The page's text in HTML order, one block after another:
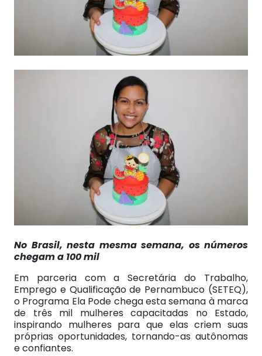
No Brasil, nesta mesma semana, os números
chegam a 100 mil
Em parceria com a Secretária do Trabalho,
Emprego e Qualificação de Pernambuco (SETEQ),
o Programa Ela Pode chega esta semana à marca
de três mil mulheres capacitadas no Estado,
inspirando mulheres para que elas criem suas
próprias oportunidades, tornando-as autônomas
e confiantes.